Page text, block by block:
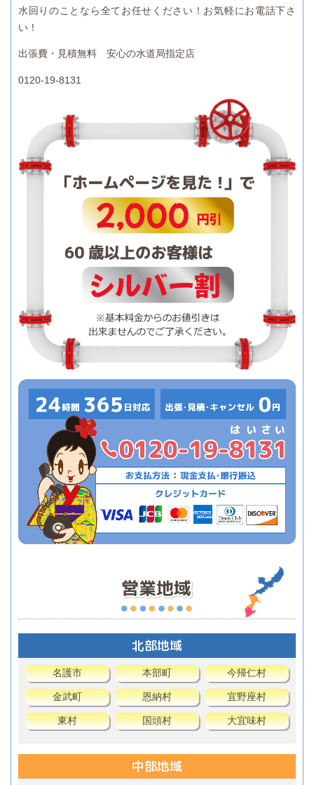
水回りのことなら全てお任せください！お気軽にお電話下さ
い！
出張費・見積無料 安心の水道局指定店
0120-19-8131
北部地域
名護市 本部町 今帰仁村
金武町 恩納村 宜野座村
東村 国頭村 大宜味村
中部地域